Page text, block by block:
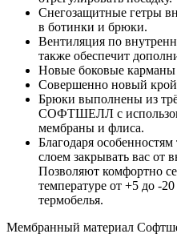
Снегозащитные гетры
в ботинки и брюки.
Вентиляция по
также обеспечит
Новые боковые
Совершенно новый крой
Брюки выполнены из
СОФТШЕЛЛ с
мембраны и флиса.
Благодаря
слоем закрывать вас от
Позволяют комфортно
температуре от +5 до -
термобелья.
Мембранный материал